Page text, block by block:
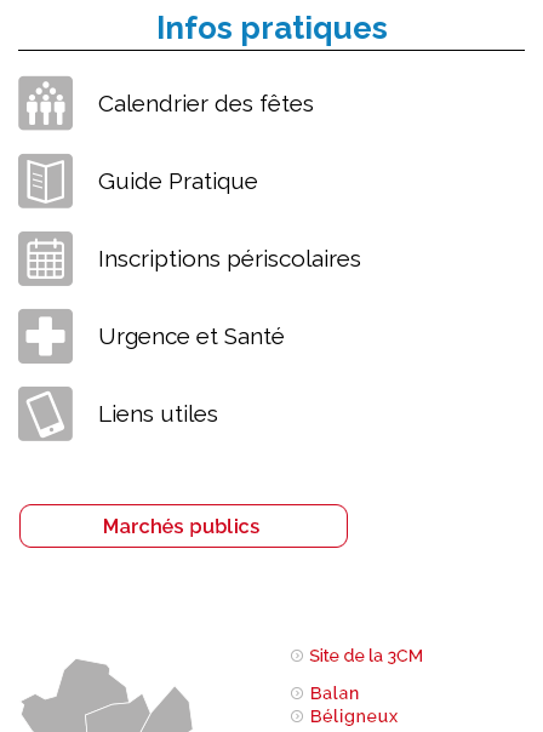
Infos pratiques
Calendrier des fêtes
Guide Pratique
Inscriptions périscolaires
Urgence et Santé
Liens utiles